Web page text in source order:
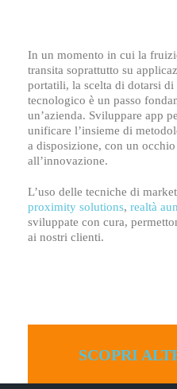
In un momento in cui la
transita soprattutto su
portatili, la scelta di dotarsi di
tecnologico è un passo
un’azienda. Sviluppare app
unificare l’insieme di
a disposizione, con un
all’innovazione.
L’uso delle tecniche di
proximity solutions, realtà
sviluppate con cura,
ai nostri clienti.
SCOPRI